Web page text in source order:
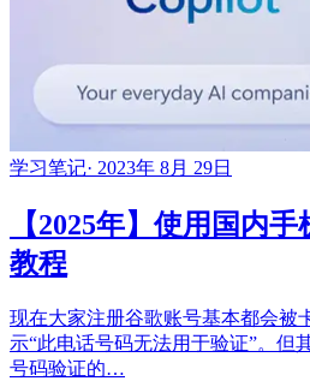
学习笔记· 2023年 8月 29日
【2025年】使用国内
教程
现在大家注册谷歌账号基本都会被
示“此电话号码无法用于验证”。但
号码验证的…